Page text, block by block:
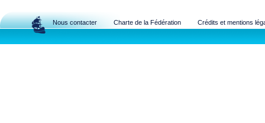
Nous contacter Charte de la Fédération Crédits et mentions